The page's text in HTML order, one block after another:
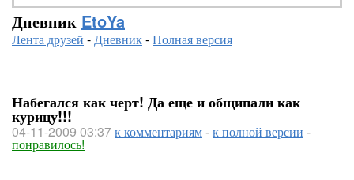
Дневник EtoYa
Лента друзей -Дневник-Полная версия
Набегался как черт! Да еще и общипали как
курицу!!!
04-11-2009 03:37к комментариям-к полной версии -
понравилось!